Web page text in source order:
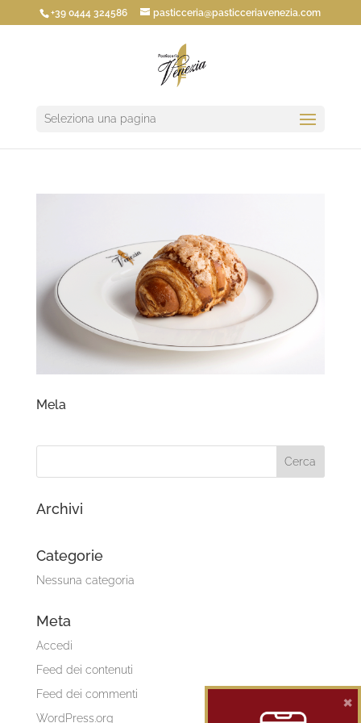
+39 0444 324586 pasticceria@pasticceriavenezia.com
Seleziona una pagina
Mela
Archivi
Categorie
Nessuna categoria
Meta
Accedi
Feed dei contenuti
Feed dei commenti
WordPress.org
×